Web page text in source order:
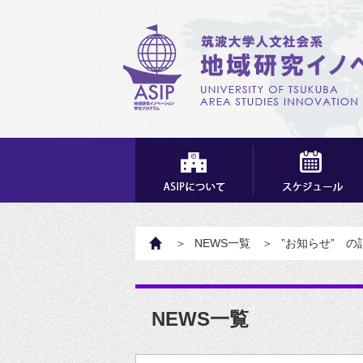
HOME NEWS一覧 ”お知らせ” の
NEWS一覧